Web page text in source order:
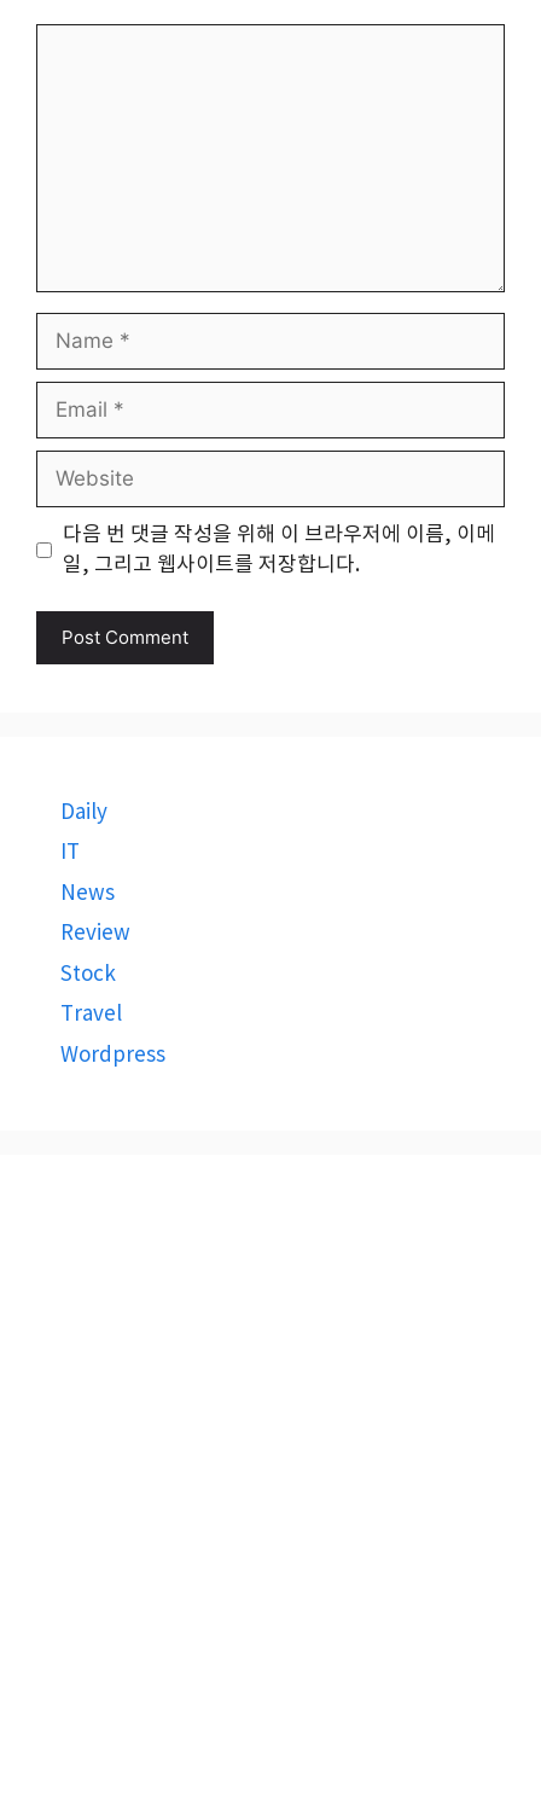
Name
Email
Website
다음 번 댓글 작성을 위해 이 브라우저에 이름, 이메
일, 그리고 웹사이트를 저장합니다.
Daily
IT
News
Review
Stock
Travel
Wordpress